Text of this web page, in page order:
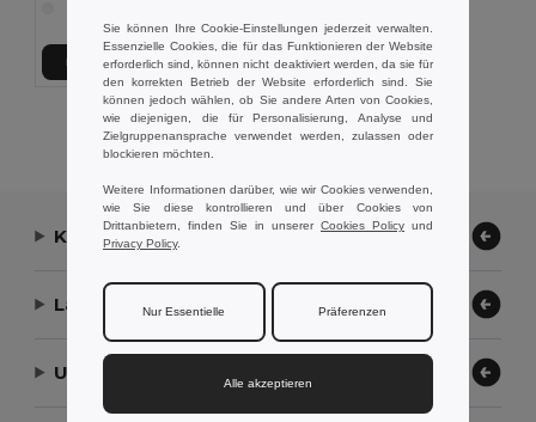
In den Warenkorb
Alle Produkte Anzeigen.
Kontaktieren Sie uns
Lassen Sie uns helfen
Unser Unternehmen
Sie können Ihre Cookie-Einstellungen jederzeit verwalten.
Essenzielle Cookies, die für das Funktionieren der Website
erforderlich sind, können nicht deaktiviert werden, da sie für
den korrekten Betrieb der Website erforderlich sind. Sie
können jedoch wählen, ob Sie andere Arten von Cookies,
wie diejenigen, die für Personalisierung, Analyse und
Zielgruppenansprache verwendet werden, zulassen oder
blockieren möchten.
Weitere Informationen darüber, wie wir Cookies verwenden,
wie Sie diese kontrollieren und über Cookies von
Drittanbietern, finden Sie in unserer Cookies Policy und
Privacy Policy.
Nur Essentielle Präferenzen
Alle akzeptieren